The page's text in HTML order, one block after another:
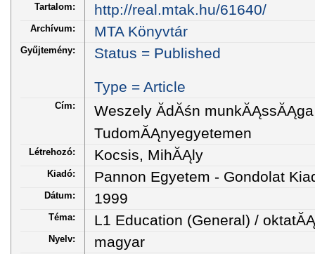
Tartalom: http://real.mtak.hu/61640/
Archívum: MTA Könyvtár
Gyűjtemény: Status = Published
Type = Article
Cím:
Weszely ĂdĂśn
TudomĂĄnyegyetemen
Létrehozó: Kocsis, MihĂĄly
Kiadó: Pannon Egyetem - Gondolat
Dátum: 1999
Téma: L1 Education (General) /
Nyelv: magyar